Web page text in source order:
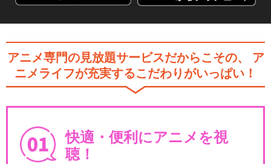
ハイパープロジェクション演
劇「ハイキュー!!」…
ハイパープロジェクション演
劇「ハイキュー!!」…
アニメ専門の見放題サービスだからこその、
ア
ニメライフが充実するこだわりがいっぱい！
快適・便利にアニメを視
聴！